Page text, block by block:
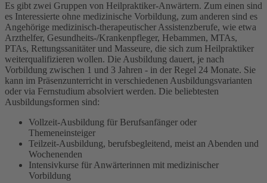
Es gibt zwei Gruppen von Heilpraktiker-Anwärtern. Zum einen sind
es Interessierte ohne medizinische Vorbildung, zum anderen sind es
Angehörige medizinisch-therapeutischer Assistenzberufe, wie etwa
Arzthelfer, Gesundheits-/Krankenpfleger, Hebammen, MTAs,
PTAs, Rettungssanitäter und Masseure, die sich zum Heilpraktiker
weiterqualifizieren wollen. Die Ausbildung dauert, je nach
Vorbildung zwischen 1 und 3 Jahren - in der Regel 24 Monate. Sie
kann im Präsenzunterricht in verschiedenen Ausbildungsvarianten
oder via Fernstudium absolviert werden. Die beliebtesten
Ausbildungsformen sind:
Vollzeit-Ausbildung für Berufsanfänger oder
Themeneinsteiger
Teilzeit-Ausbildung, berufsbegleitend, meist an Abenden und
Wochenenden
Intensivkurse für Anwärterinnen mit medizinischer
Vorbildung